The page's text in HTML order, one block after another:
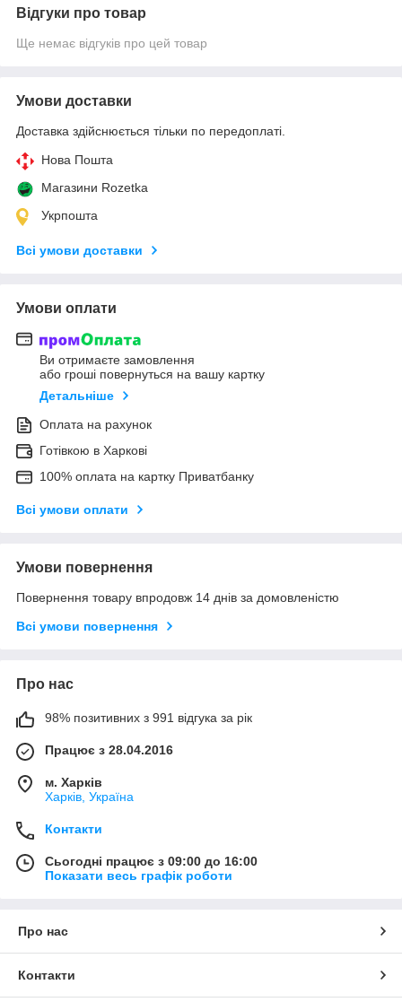
Відгуки про товар
Ще немає відгуків про цей товар
Умови доставки
Доставка здійснюється тільки по передоплаті.
Нова Пошта
Магазини Rozetka
Укрпошта
Всі умови доставки
Умови оплати
Ви отримаєте замовлення
або гроші повернуться на вашу картку
Детальніше
Оплата на рахунок
Готівкою в Харкові
100% оплата на картку Приватбанку
Всі умови оплати
Умови повернення
Повернення товару впродовж 14 днів за домовленістю
Всі умови повернення
Про нас
98% позитивних з 991 відгука за рік
Працює з 28.04.2016
м. Харків
Харків, Україна
Контакти
Сьогодні працює з 09:00 до 16:00
Показати весь графік роботи
Про нас
Контакти